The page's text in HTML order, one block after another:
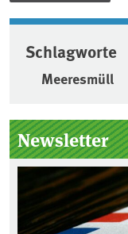
Schlagworte
Meeresmüll
Newsletter